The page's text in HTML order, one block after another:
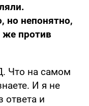
но непонятно,
же против
Что на самом
И я не
ответа и